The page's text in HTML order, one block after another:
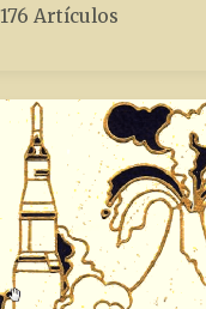
176 Artículos